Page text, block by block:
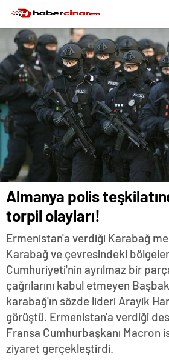
Almanya polis
torpil olayları!
Ermenistan'a verdiği Karabağ
Karabağ ve çevresindeki
Cumhuriyeti'nin ayrılmaz bir
çağrılarını kabul etmeyen
karabağ'ın sözde lideri Arayik
görüştü. Ermenistan'a verdiği
Fransa Cumhurbaşkanı Macron
ziyaret gerçekleştirdi.